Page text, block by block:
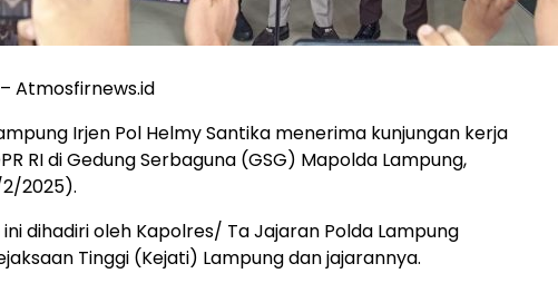
– Atmosfirnews.id
Irjen Pol Helmy Santika menerima kunjungan kerja
RI di Gedung Serbaguna (GSG) Mapolda Lampung,
2025).
ini dihadiri oleh Kapolres/ Ta Jajaran Polda Lampung
Tinggi (Kejati) Lampung dan jajarannya.